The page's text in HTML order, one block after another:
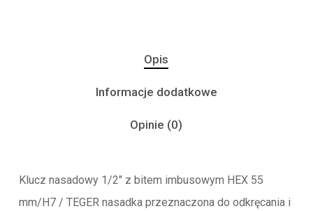
Opis
Informacje dodatkowe
Opinie (0)
Klucz nasadowy 1/2″ z bitem imbusowym HEX 55
mm/H7 / TEGER nasadka przeznaczona do odkręcania i